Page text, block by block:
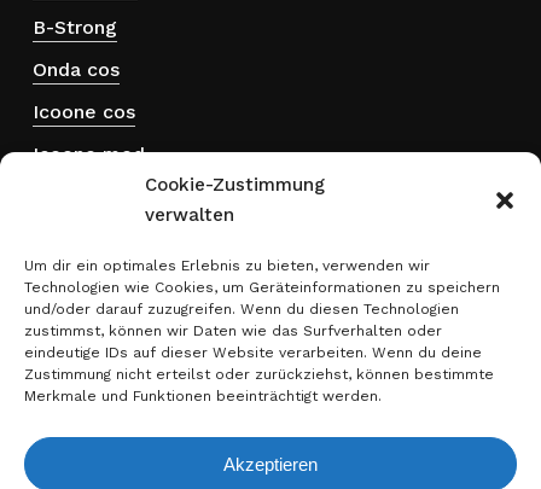
Cookie-Zustimmung
verwalten
Um dir ein optimales Erlebnis zu bieten, verwenden wir
Technologien wie Cookies, um Geräteinformationen zu speichern
und/oder darauf zuzugreifen. Wenn du diesen Technologien
zustimmst, können wir Daten wie das Surfverhalten oder
eindeutige IDs auf dieser Website verarbeiten. Wenn du deine
Zustimmung nicht erteilst oder zurückziehst, können bestimmte
Merkmale und Funktionen beeinträchtigt werden.
Akzeptieren
B-Strong
Onda cos
Icoone cos
Icoone med
Hydra touch H₂
Rechtliches
Impressum